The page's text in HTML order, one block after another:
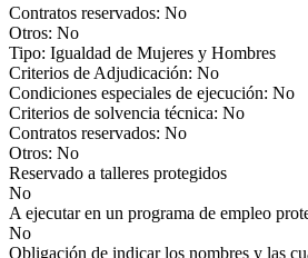
Contratos reservados: No
Otros: No
Tipo: Igualdad de Mujeres y Hombres
Criterios de Adjudicación: No
Condiciones especiales de ejecución: No
Criterios de solvencia técnica: No
Contratos reservados: No
Otros: No
Reservado a talleres protegidos
No
A ejecutar en un programa de empleo
No
Obligación de indicar los nombres y las